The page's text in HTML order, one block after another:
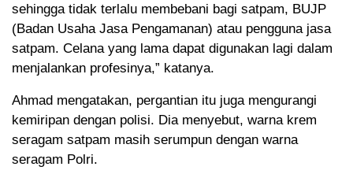
sehingga tidak terlalu membebani bagi satpam, BUJP
(Badan Usaha Jasa Pengamanan) atau pengguna jasa
satpam. Celana yang lama dapat digunakan lagi dalam
menjalankan profesinya,” katanya.
Ahmad mengatakan, pergantian itu juga mengurangi
kemiripan dengan polisi. Dia menyebut, warna krem
seragam satpam masih serumpun dengan warna
seragam Polri.